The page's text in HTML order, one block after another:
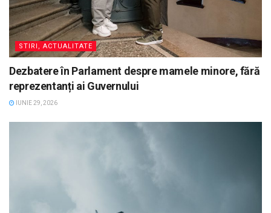
STIRI, ACTUALITATE
Dezbatere în Parlament despre mamele minore, fără
reprezentanți ai Guvernului
IUNIE 29, 2026